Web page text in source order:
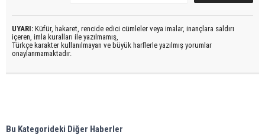
UYARI: Küfür, hakaret, rencide edici cümleler veya imalar, inançlara saldırı
içeren, imla kuralları ile yazılmamış,
Türkçe karakter kullanılmayan ve büyük harflerle yazılmış yorumlar
onaylanmamaktadır.
Bu Kategorideki Diğer Haberler